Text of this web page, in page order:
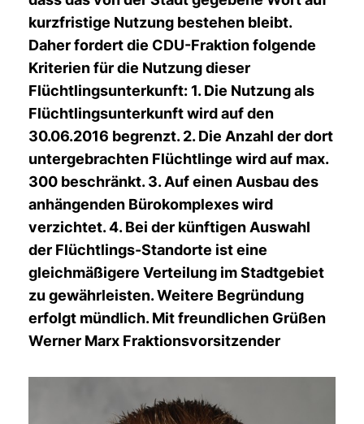
kurzfristige Nutzung bestehen bleibt.
Daher fordert die CDU-Fraktion folgende
Kriterien für die Nutzung dieser
Flüchtlingsunterkunft: 1. Die Nutzung als
Flüchtlingsunterkunft wird auf den
30.06.2016 begrenzt. 2. Die Anzahl der dort
untergebrachten Flüchtlinge wird auf max.
300 beschränkt. 3. Auf einen Ausbau des
anhängenden Bürokomplexes wird
verzichtet. 4. Bei der künftigen Auswahl
der Flüchtlings-Standorte ist eine
gleichmäßigere Verteilung im Stadtgebiet
zu gewährleisten. Weitere Begründung
erfolgt mündlich. Mit freundlichen Grüßen
Werner Marx Fraktionsvorsitzender